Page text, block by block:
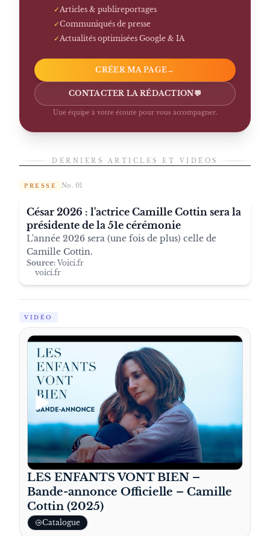
✓ Articles & publireportages
✓Communiqués de presse
✓ Actualités optimisées Google & IA
CRÉER MA PAGE→
CONTACTER LA RÉDACTION💬
Une équipe à votre écoute pour vous accompagner.
DERNIERS ARTICLES ET VIDÉOS
PRESSE No. 01
César 2026 : l'actrice Camille Cottin sera la
présidente de la 51e cérémonie
L'année 2026 sera (une fois de plus) celle de
Camille Cottin.
Source: Voici.fr
voici.fr
VIDÉO
LES ENFANTS VONT BIEN –
Bande-annonce Officielle – Camille
Cottin (2025)
Catalogue